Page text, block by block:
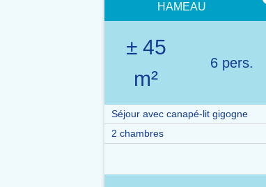
HAMEAU
± 45
m²
6 pers.
Séjour avec canapé-lit gigogne
2 chambres